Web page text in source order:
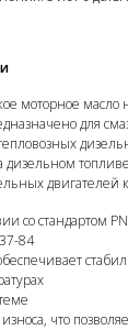
моторное
для
дизельном
двигателей
со стандартом
84
что